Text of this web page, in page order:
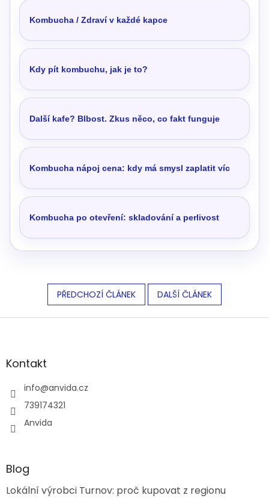
Kombucha / Zdraví v každé kapce
Kdy pít kombuchu, jak je to?
Další kafe? Blbost. Zkus něco, co fakt funguje
Kombucha nápoj cena: kdy má smysl zaplatit víc
Kombucha po otevření: skladování a perlivost
PŘEDCHOZÍ ČLÁNEK DALŠÍ ČLÁNEK
Z
aKontakt
info@anvida.cz
739174321
Anvida
Blog
Lokální výrobci Turnov: proč kupovat z regionu